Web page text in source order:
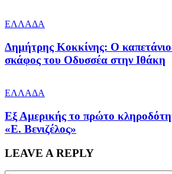
ΕΛΛΑΔΑ
Δημήτρης Κοκκίνης: Ο
σκάφος του Οδυσσέα στην Ιθάκη
ΕΛΛΑΔΑ
Εξ Αμερικής το πρώτο
«Ε. Βενιζέλος»
LEAVE A REPLY